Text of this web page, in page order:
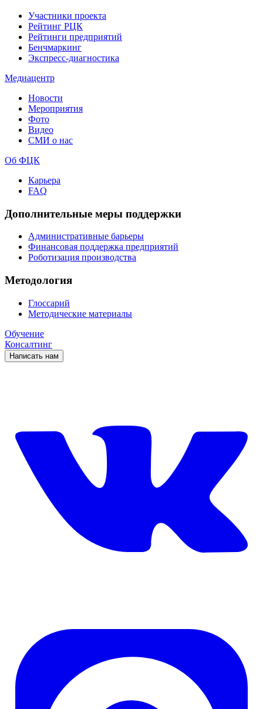
Участники проекта
Рейтинг РЦК
Рейтинги предприятий
Бенчмаркинг
Экспресс-диагностика
Медиацентр
Новости
Мероприятия
Фото
Видео
СМИ о нас
Об ФЦК
Карьера
FAQ
Дополнительные меры поддержки
Административные барьеры
Финансовая поддержка предприятий
Роботизация производства
Методология
Глоссарий
Методические материалы
Обучение
Консалтинг
Написать нам